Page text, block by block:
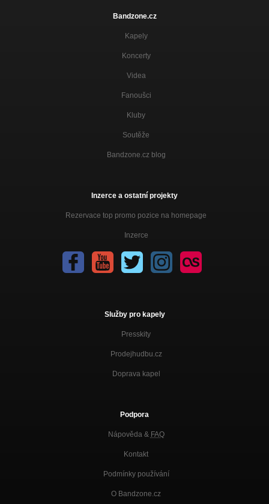
Bandzone.cz
Kapely
Koncerty
Videa
Fanoušci
Kluby
Soutěže
Bandzone.cz blog
Inzerce a ostatní projekty
Rezervace top promo pozice na homepage
Inzerce
Služby pro kapely
Presskity
Prodejhudbu.cz
Doprava kapel
Podpora
Nápověda & FAQ
Kontakt
Podmínky používání
O Bandzone.cz